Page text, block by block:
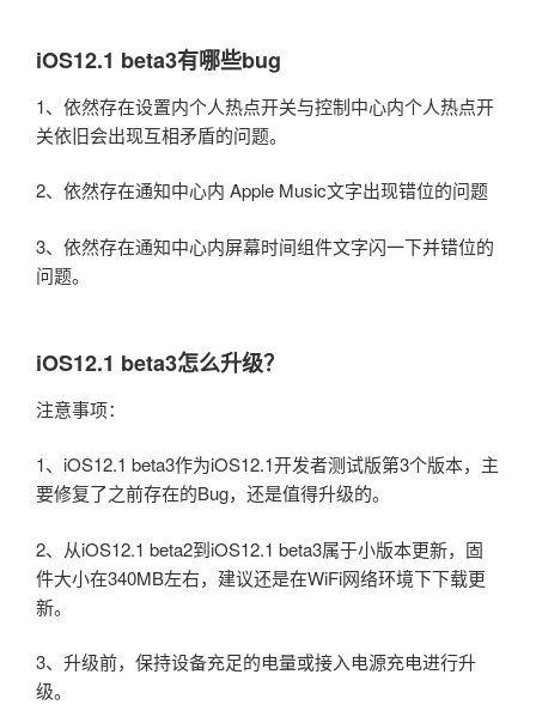
iOS12.1 beta3有哪些bug
1、依然存在设置内个人热点开关与控制中心内个人热点开
关依旧会出现互相矛盾的问题。
2、依然存在通知中心内 Apple Music文字出现错位的问题
3、依然存在通知中心内屏幕时间组件文字闪一下并错位的
问题。
iOS12.1 beta3怎么升级？
注意事项：
1、iOS12.1 beta3作为iOS12.1开发者测试版第3个版本，主
要修复了之前存在的Bug，还是值得升级的。
2、从iOS12.1 beta2到iOS12.1 beta3属于小版本更新，固
件大小在340MB左右，建议还是在WiFi网络环境下下载更
新。
3、升级前，保持设备充足的电量或接入电源充电进行升
级。